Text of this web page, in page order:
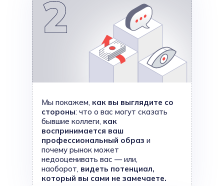
Мы покажем, как вы выглядите со
стороны: что о вас могут сказать
бывшие коллеги, как
воспринимается ваш
профессиональный образ и
почему рынок может
недооценивать вас — или,
наоборот, видеть потенциал,
который вы сами не замечаете.